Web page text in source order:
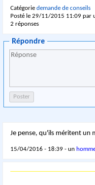
Catégoriedemande de conseils
Posté le 29/11/2015 11:09 par
2 réponses
Répondre
Je pense, qu'ils méritent un
15/04/2016 - 18:39 - un